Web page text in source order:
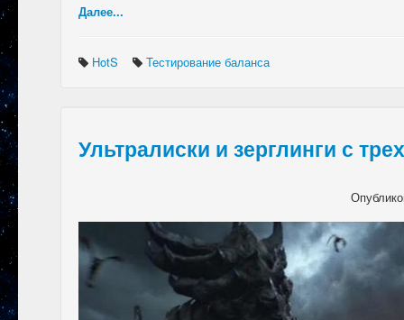
Далее...
HotS Тестирование баланса
Ультралиски и зерглинги с